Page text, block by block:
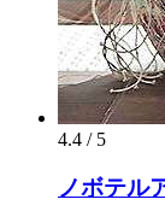
4.4 / 5
ノボテル